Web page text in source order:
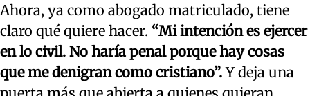
Ahora, ya como abogado matriculado, tiene
claro qué quiere hacer. “Mi intención es ejercer
en lo civil. No haría penal porque hay cosas
que me denigran como cristiano”.Y deja una